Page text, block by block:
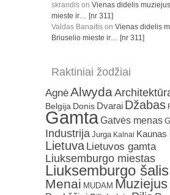
skrandis on Vienas didelis
mieste ir… [nr 311]
Valdas Banaitis on Vienas didelis
Briuselio mieste ir… [nr 311]
Raktiniai žodžiai
AgnėAlwyda
Belgija Donis Dvarai Džabas
GamtaGatvės menas
Industrija Jurga Kalnai Kaunas
Lietuva Lietuvos gamta
Liuksemburgo miestas
Liuksemburgo šalis
Menai MUDAM Muziejus